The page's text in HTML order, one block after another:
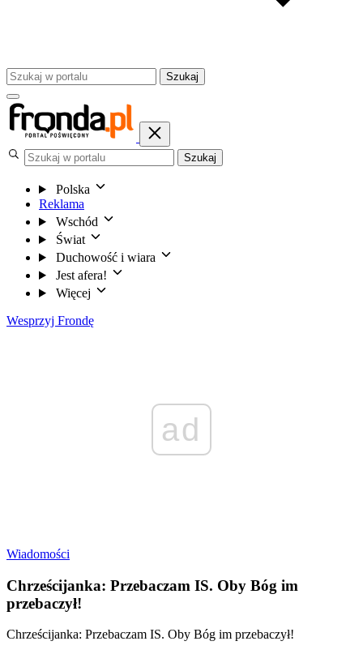
Szukaj
Szukaj
Polska
Reklama
Wschód
Świat
Duchowość i wiara
Jest afera!
Więcej
Wesprzyj Frondę
ad
Wiadomości
Chrześcijanka: Przebaczam IS. Oby Bóg im
przebaczył!
Chrześcijanka: Przebaczam IS. Oby Bóg im przebaczył!